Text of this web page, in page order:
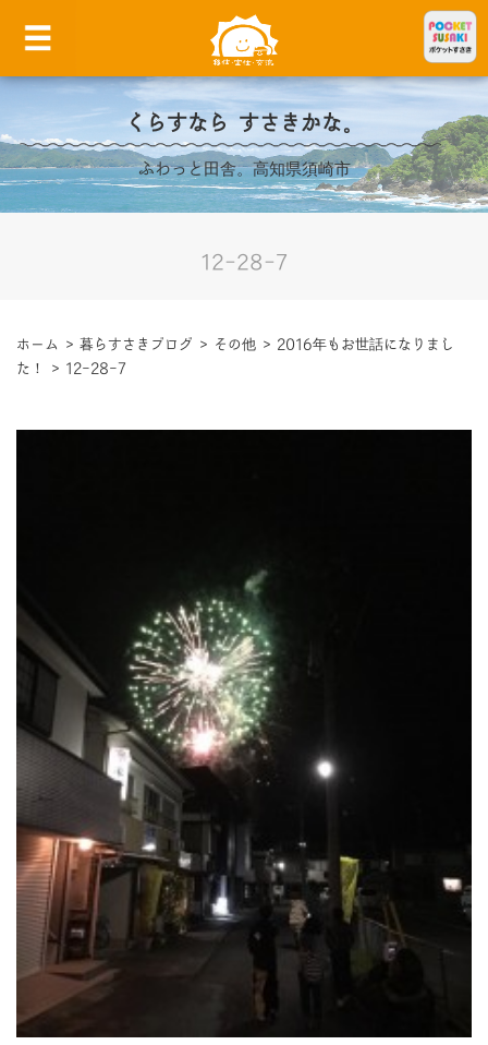
くらすなら すさきかな。
ふわっと田舎。高知県須崎市
12-28-7
ホーム > 暮らすさきブログ > その他 > 2016年もお世話になりまし
た！
> 12-28-7